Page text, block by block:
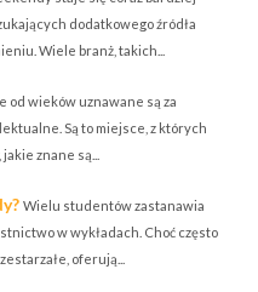
dodatkowego źródła
Wiele branż, takich...
od wieków uznawane są za
Są to miejsce, z których
znane są...
Wielu studentów zastanawia
w wykładach. Choć często
oferują...